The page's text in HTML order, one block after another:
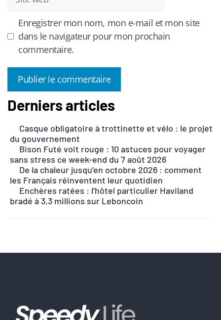
web
Enregistrer mon nom, mon e-mail et mon site
dans le navigateur pour mon prochain
commentaire.
A
e
r
a
:
Derniers articles
Casque obligatoire à trottinette et vélo : le projet
du gouvernement
Bison Futé voit rouge : 10 astuces pour voyager
sans stress ce week-end du 7 août 2026
De la chaleur jusqu’en octobre 2026 : comment
les Français réinventent leur quotidien
Enchères ratées : l’hôtel particulier Haviland
bradé à 3,3 millions sur Leboncoin